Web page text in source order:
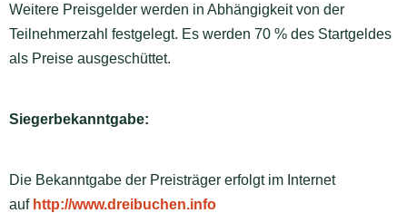
Weitere Preisgelder werden in Abhängigkeit von der
Teilnehmerzahl festgelegt. Es werden 70 % des Startgeldes
als Preise ausgeschüttet.
Siegerbekanntgabe:
Die Bekanntgabe der Preisträger erfolgt im Internet
auf http://www.dreibuchen.info